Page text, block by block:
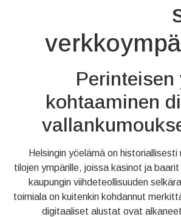
Perinteisen
kohtaaminen
Helsingin yöelämä on
tilojen ympärille, joissa kasinot ja
kaupungin viihdeteollisuuden
toimiala on kuitenkin kohdannut
digitaaliset alustat ovat